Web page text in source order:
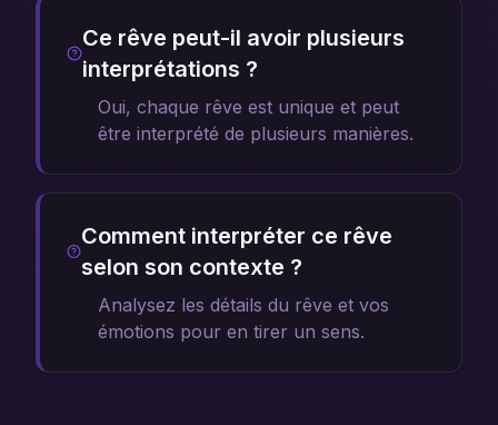
Ce rêve peut-il avoir plusieurs
interprétations ?
Oui, chaque rêve est unique et peut
être interprété de plusieurs manières.
Comment interpréter ce rêve
selon son contexte ?
Analysez les détails du rêve et vos
émotions pour en tirer un sens.